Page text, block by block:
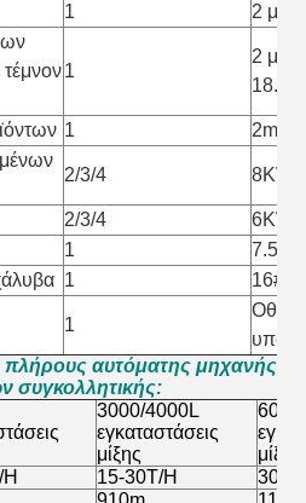
1
2 μ ³
1
2 μ
1
2m ³/
2/3/4 8KW/
2/3/4
6KW/
1
1 16#
1
πλήρους αυτόματης μηχανής
συγκολλητικής:
3000/4000L
εγκαταστάσεις
μίξης
μίξης
15-30T/H
30-